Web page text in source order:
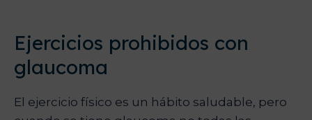
Ejercicios prohibidos con
glaucoma
El ejercicio físico es un hábito saludable, pero